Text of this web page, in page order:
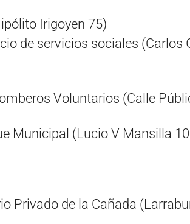
Irigoyen 75)
de servicios sociales (Carlos
Voluntarios (Calle
Municipal (Lucio V Mansilla
Privado de la Cañada